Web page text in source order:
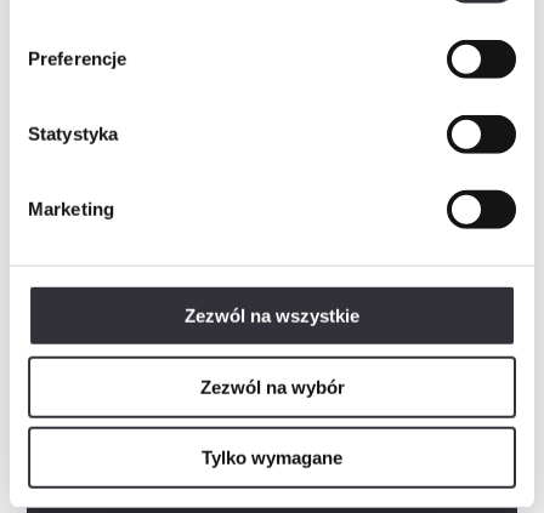
Preferencje
Statystyka
Marketing
Zezwól na wszystkie
Zezwól na wybór
Tylko wymagane